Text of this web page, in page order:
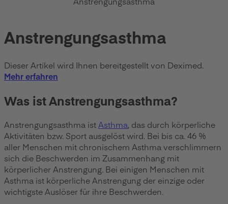
Anstrengungsasthma
Dieser Artikel wird Ihnen bereitgestellt von Deximed.
Mehr erfahren
Was ist Anstrengungsasthma?
Anstrengungsasthma istAsthma, das durch körperliche
Aktivitäten bzw. Sport ausgelöst wird. Bei bis ca. 46 %
aller Menschen mit chronischem Asthma verschlimmern
sich die Beschwerden im Zusammenhang mit
körperlicher Anstrengung. Bei einigen Menschen mit
Asthma ist körperliche Anstrengung der einzige oder
wichtigste Auslöser für ihre Beschwerden.